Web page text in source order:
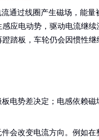
过线圈产生磁场，能量
应电动势，驱动电流继续
踏板，车轮仍会因惯性
板电势差决定；电感依赖
件会改变电流方向。例如